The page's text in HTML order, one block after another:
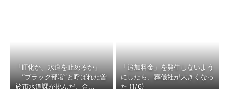
「IT化か、水道を止めるか」
“ブラック部署”と呼ばれた曽
於市水道課が挑んだ、金...
「追加料金」を発生しないよう
にしたら、葬儀社が大きくなっ
た (1/6)